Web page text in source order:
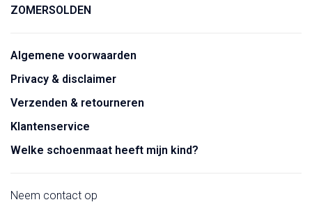
ZOMERSOLDEN
Algemene voorwaarden
Privacy & disclaimer
Verzenden & retourneren
Klantenservice
Welke schoenmaat heeft mijn kind?
Neem contact op